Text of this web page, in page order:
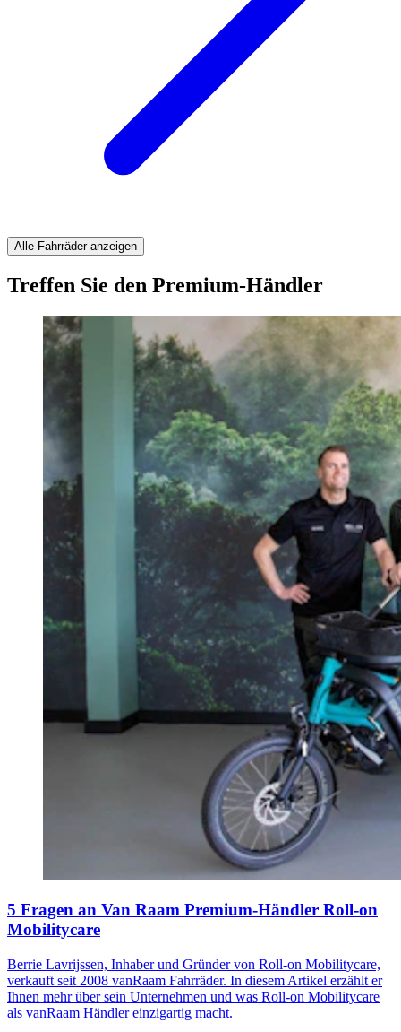
Alle Fahrräder anzeigen
Treffen Sie den Premium-Händler
5 Fragen an Van Raam Premium-Händler Roll-on
Mobilitycare
Berrie Lavrijssen, Inhaber und Gründer von Roll-on Mobilitycare,
verkauft seit 2008 vanRaam Fahrräder. In diesem Artikel erzählt er
Ihnen mehr über sein Unternehmen und was Roll-on Mobilitycare
als vanRaam Händler einzigartig macht.